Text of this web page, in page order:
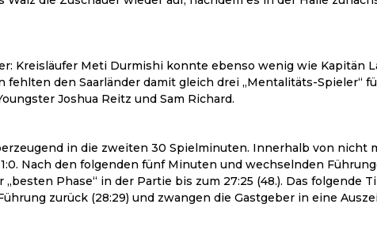
Kreisläufer Meti Durmishi konnte ebenso wenig wie Kapitän
den Saarländer damit gleich drei „Mentalitäts-Spieler“
Joshua Reitz und Sam Richard.
in die zweiten 30 Spielminuten. Innerhalb von nicht
Nach den folgenden fünf Minuten und wechselnden
Phase“ in der Partie bis zum 27:25 (48.). Das folgende
zurück (28:29) und zwangen die Gastgeber in eine